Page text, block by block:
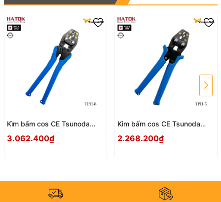
Kìm bấm cos CE Tsunoda
3.062.400₫
Kìm bấm cos CE Tsunoda
2.268.200₫